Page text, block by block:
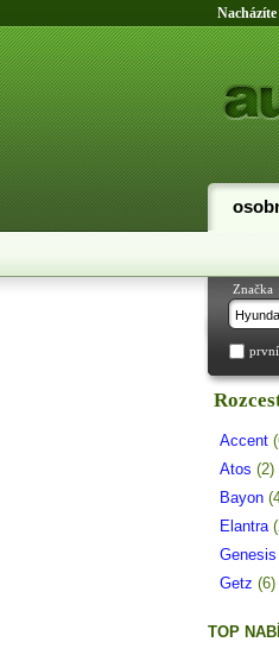
Značka
Accent
Atos (2)
Bayon
Elantra
Genesis
Getz (6)
TOP